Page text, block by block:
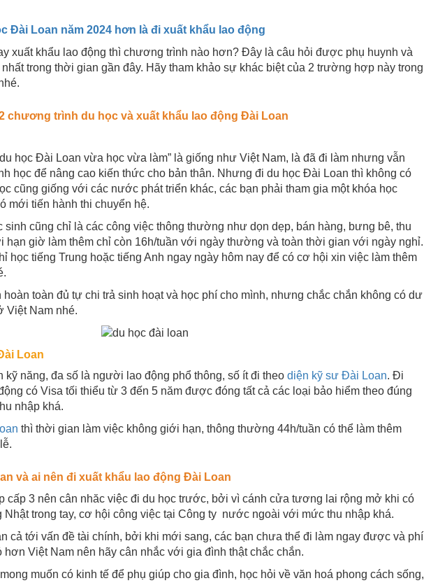
Đài Loan năm 2024 hơn là đi xuất khẩu lao động
xuất khẩu lao động thì chương trình nào hơn? Đây là câu hỏi được phụ huynh và
trong thời gian gần đây. Hãy tham khảo sự khác biệt của 2 trường hợp này trong
chương trình du học và xuất khẩu lao động Đài Loan
học Đài Loan vừa học vừa làm” là giống như Việt Nam, là đã đi làm nhưng vẫn
học để nâng cao kiến thức cho bản thân. Nhưng đi du học Đài Loan thì không có
cũng giống với các nước phát triển khác, các bạn phải tham gia một khóa học
mới tiến hành thi chuyển hệ.
sinh cũng chỉ là các công việc thông thường như dọn dẹp, bán hàng, bưng bê, thu
giờ làm thêm chỉ còn 16h/tuần với ngày thường và toàn thời gian với ngày nghỉ.
học tiếng Trung hoặc tiếng Anh ngay ngày hôm nay để có cơ hội xin việc làm thêm
toàn đủ tự chi trả sinh hoạt và học phí cho mình, nhưng chắc chắn không có dư
Việt Nam nhé.
Loan
kỹ năng, đa số là người lao động phổ thông, số ít đi theo diện kỹ sư Đài Loan. Đi
có Visa tối thiểu từ 3 đến 5 năm được đóng tất cả các loại bảo hiểm theo đúng
nhập khá.
thì thời gian làm việc không giới hạn, thông thường 44h/tuần có thể làm thêm
và ai nên đi xuất khẩu lao động Đài Loan
cấp 3 nên cân nhăc việc đi du học trước, bởi vì cánh cửa tương lai rộng mở khi có
Nhật trong tay, cơ hội công việc tại Công ty nước ngoài với mức thu nhập khá.
cả tới vấn đề tài chính, bởi khi mới sang, các bạn chưa thể đi làm ngay được và phí
hơn Việt Nam nên hãy cân nhắc với gia đình thật chắc chắn.
muốn có kinh tế để phụ giúp cho gia đình, học hỏi về văn hoá phong cách sống,